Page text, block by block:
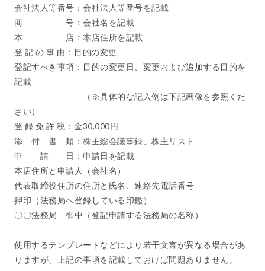
会社法人等番号：会社法人等番号を記載
商 号：会社名を記載
本 店：本店住所を記載
登 記 の 事 由：目的の変更
登記すべき事項：目的の変更日、変更および追加する目的を
記載
（※具体的な記入例は下記画像を参照くだ
さい）
登 録 免 許 税：金30,000円
添 付 書 類：株主総会議事録、株主リスト
申 請 日：申請日を記載
本店住所と申請人（会社名）
代表取締役住所の住所と氏名、連絡先電話番号
押印（法務局へ登録している印鑑）
〇〇法務局 御中（登記申請する法務局の名称）
使用するテンプレートなどにより若干文言が異なる場合があ
りますが、上記の事項を記載しておけば問題ありません。